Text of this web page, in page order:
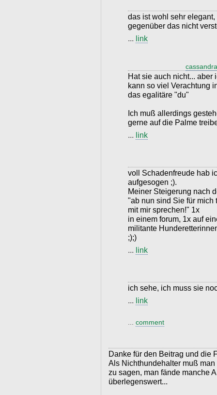
das ist wohl sehr
gegenüber das nicht
... link
Hat sie auch nicht... aber
kann so viel Verachtung
das egalitäre "du"
Ich muß allerdings
gerne auf die Palme
... link
voll Schadenfreude hab
aufgesogen ;).
Meiner Steigerung nach
"ab nun sind Sie für mich
mit mir sprechen!" 1x
in einem forum, 1x auf
militante
;);)
... link
ich sehe, ich muss sie
... link
comment
Danke für den Beitrag und die
Als Nichthundehalter muß
zu sagen, man fände manche
überlegenswert...